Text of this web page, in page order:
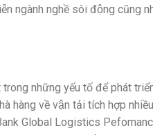
ngành nghề sôi động cũng
những yếu tố để phát
hàng về vận tải tích hợp
Global Logistics